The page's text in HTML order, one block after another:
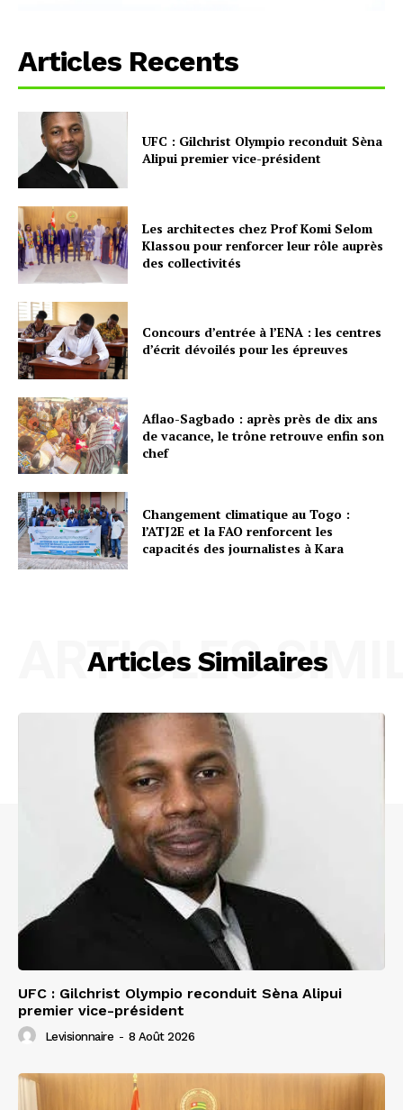
Articles Recents
UFC : Gilchrist Olympio reconduit Sèna
Alipui premier vice-président
Les architectes chez Prof Komi Selom
Klassou pour renforcer leur rôle auprès
des collectivités
Concours d’entrée à l’ENA : les centres
d’écrit dévoilés pour les épreuves
Aflao-Sagbado : après près de dix ans
de vacance, le trône retrouve enfin son
chef
Changement climatique au Togo :
l’ATJ2E et la FAO renforcent les
capacités des journalistes à Kara
Articles Similaires
ARTICLES
UFC : Gilchrist Olympio reconduit Sèna Alipui
premier vice-président
Levisionnaire - 8 Août 2026